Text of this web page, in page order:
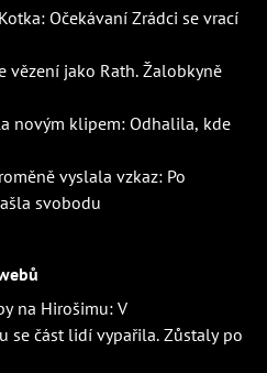
Očekávaní Zrádci se vrací
vězení jako Rath. Žalobkyně
novým klipem: Odhalila, kde
vyslala vzkaz: Po
svobodu
na Hirošimu: V
se část lidí vypařila. Zůstaly po